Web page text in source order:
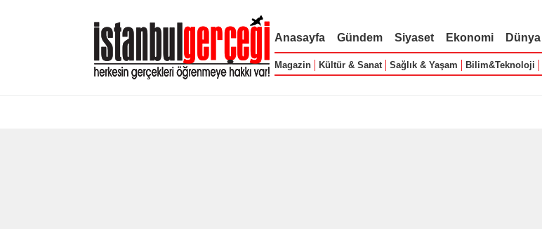
Anasayfa Gündem Siyaset Ekonomi Dünya
Magazin Kültür & Sanat Sağlık & Yaşam Bilim&Teknoloji